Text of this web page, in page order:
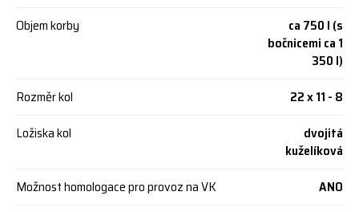
Objem korby
ca 750 l (s
bočnicemi ca 1
350 l)
Rozměr kol
22 x 11 - 8
Ložiska kol
dvojitá
kuželíková
Možnost homologace pro provoz na VK
ANO